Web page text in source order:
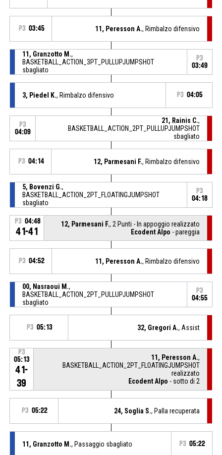
P3 03:45 11, Peresson A., Rimbalzo difensivo
11, Granzotto M.,
BASKETBALL_ACTION_3PT_PULLUPJUMPSHOT
sbagliato
P3
03:49
3, Piedel K., Rimbalzo difensivo P3 04:05
P3
04:09
21, Rainis C.,
BASKETBALL_ACTION_2PT_PULLUPJUMPSHOT
sbagliato
P3 04:14 12, Parmesani F., Rimbalzo difensivo
5, Bovenzi G.,
BASKETBALL_ACTION_2PT_FLOATINGJUMPSHOT
sbagliato
P3
04:18
P3 04:48
41-41
12, Parmesani F., 2 Punti - In appoggio realizzato
Ecodent Alpo - pareggia
P3 04:52 11, Peresson A., Rimbalzo difensivo
00, Nasraoui M.,
BASKETBALL_ACTION_2PT_PULLUPJUMPSHOT
sbagliato
P3
04:55
P3 05:13 32, Gregori A., Assist
P3
05:13
41-
39
11, Peresson A.,
BASKETBALL_ACTION_2PT_FLOATINGJUMPSHOT
realizzato
Ecodent Alpo - sotto di 2
P3 05:22 24, Soglia S., Palla recuperata
11, Granzotto M., Passaggio sbagliato P3 05:22